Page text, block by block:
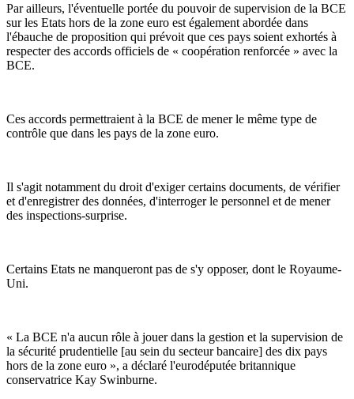
Par ailleurs, l'éventuelle portée du pouvoir de supervision de la BCE
sur les Etats hors de la zone euro est également abordée dans
l'ébauche de proposition qui prévoit que ces pays soient exhortés à
respecter des accords officiels de « coopération renforcée » avec la
BCE.
Ces accords permettraient à la BCE de mener le même type de
contrôle que dans les pays de la zone euro.
Il s'agit notamment du droit d'exiger certains documents, de vérifier
et d'enregistrer des données, d'interroger le personnel et de mener
des inspections-surprise.
Certains Etats ne manqueront pas de s'y opposer, dont le Royaume-
Uni.
« La BCE n'a aucun rôle à jouer dans la gestion et la supervision de
la sécurité prudentielle [au sein du secteur bancaire] des dix pays
hors de la zone euro », a déclaré l'eurodéputée britannique
conservatrice Kay Swinburne.